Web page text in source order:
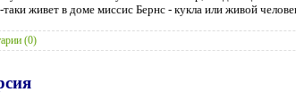
живет в доме миссис Бернс - кукла или живой
(0)